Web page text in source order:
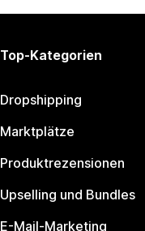
Top-Kategorien
Dropshipping
Marktplätze
Produktrezensionen
Upselling und Bundles
E-Mail-Marketing